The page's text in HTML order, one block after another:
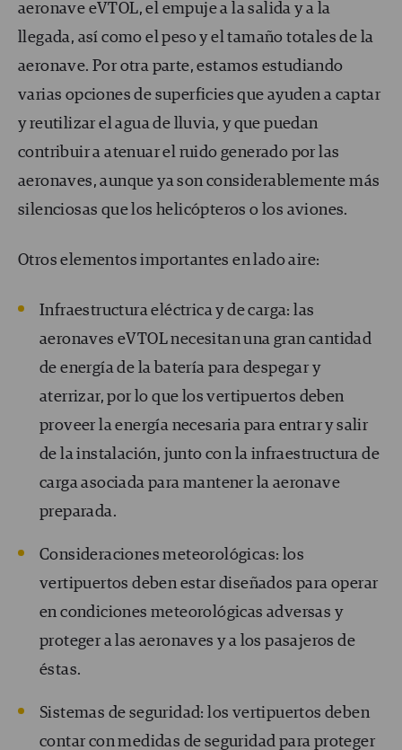
aeronave eVTOL, el empuje a la salida y a la
llegada, así como el peso y el tamaño totales de la
aeronave. Por otra parte, estamos estudiando
varias opciones de superficies que ayuden a captar
y reutilizar el agua de lluvia, y que puedan
contribuir a atenuar el ruido generado por las
aeronaves, aunque ya son considerablemente más
silenciosas que los helicópteros o los aviones.
Otros elementos importantes en lado aire:
Infraestructura eléctrica y de carga: las
aeronaves eVTOL necesitan una gran cantidad
de energía de la batería para despegar y
aterrizar, por lo que los vertipuertos deben
proveer la energía necesaria para entrar y salir
de la instalación, junto con la infraestructura de
carga asociada para mantener la aeronave
preparada.
Consideraciones meteorológicas: los
vertipuertos deben estar diseñados para operar
en condiciones meteorológicas adversas y
proteger a las aeronaves y a los pasajeros de
éstas.
Sistemas de seguridad: los vertipuertos deben
contar con medidas de seguridad para proteger